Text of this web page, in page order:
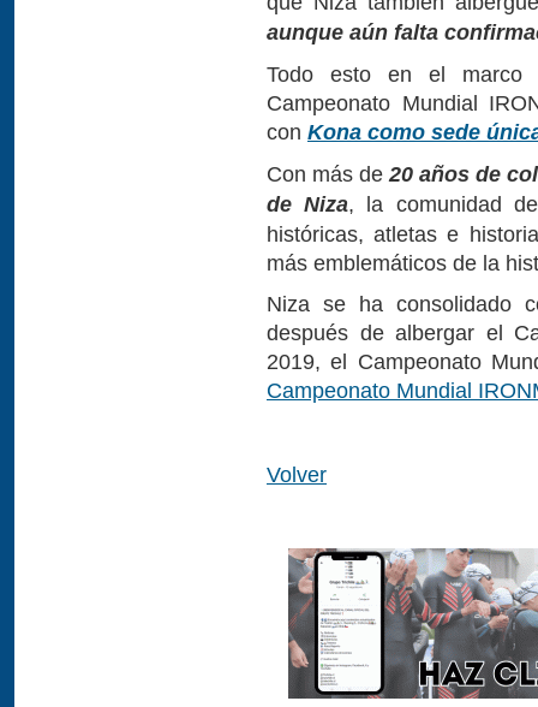
aunque aún falta
Todo esto en el marco
Campeonato Mundial
con Kona como sede
Con más de 20 años de
de Niza, la comunidad
históricas, atletas e
más emblemáticos de la
Niza se ha consolidado
después de albergar el
2019, el Campeonato
Campeonato Mundial
Volver